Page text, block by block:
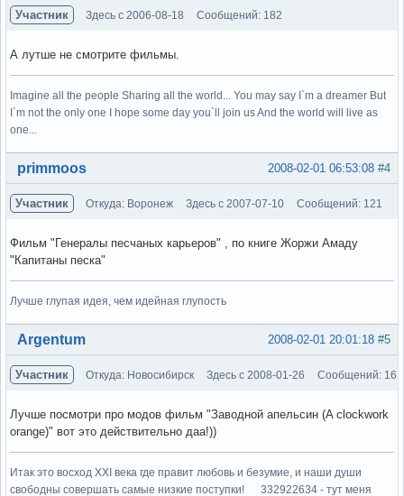
Участник Здесь с 2006-08-18 Сообщений: 182
А лутше не смотрите фильмы.
Imagine all the people Sharing all the world... You may say I`m a dreamer But
I`m not the only one I hope some day you`ll join us And the world will live as
one...
Вне форума #4
2008-02-01 06:53:08
primmoos
Участник Откуда: Воронеж Здесь с 2007-07-10 Сообщений: 121
Фильм "Генералы песчаных карьеров" , по книге Жоржи Амаду
"Капитаны песка"
Лучше глупая идея, чем идейная глупость
Вне форума #5
2008-02-01 20:01:18
Argentum
Участник Откуда: Новосибирск Здесь с 2008-01-26 Сообщений: 16
Лучше посмотри про модов фильм "Заводной апельсин (A clockwork
orange)" вот это действительно даа!))
Итак это восход XXI века где правит любовь и безумие, и наши души
свободны совершать самые низкие поступки! 332922634 - тут меня